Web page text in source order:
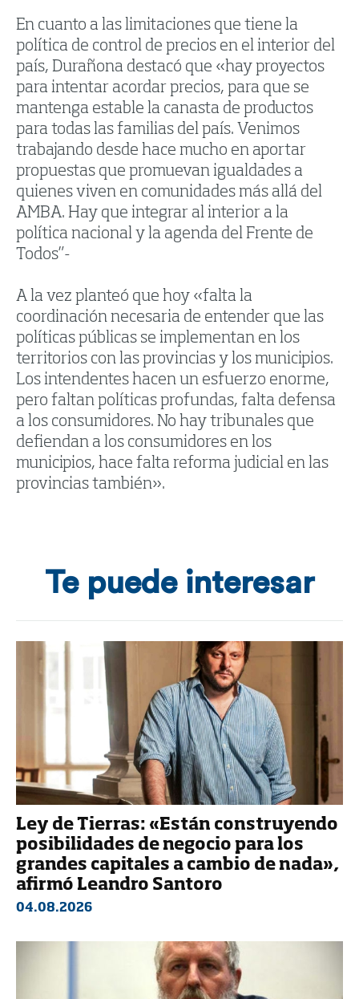
En cuanto a las limitaciones que tiene la
política de control de precios en el interior del
país, Durañona destacó que «hay proyectos
para intentar acordar precios, para que se
mantenga estable la canasta de productos
para todas las familias del país. Venimos
trabajando desde hace mucho en aportar
propuestas que promuevan igualdades a
quienes viven en comunidades más allá del
AMBA. Hay que integrar al interior a la
política nacional y la agenda del Frente de
Todos”-
A la vez planteó que hoy «falta la
coordinación necesaria de entender que las
políticas públicas se implementan en los
territorios con las provincias y los municipios.
Los intendentes hacen un esfuerzo enorme,
pero faltan políticas profundas, falta defensa
a los consumidores. No hay tribunales que
defiendan a los consumidores en los
municipios, hace falta reforma judicial en las
provincias también».
Te puede interesar
Ley de Tierras: «Están construyendo
posibilidades de negocio para los
grandes capitales a cambio de nada»,
afirmó Leandro Santoro
04.08.2026